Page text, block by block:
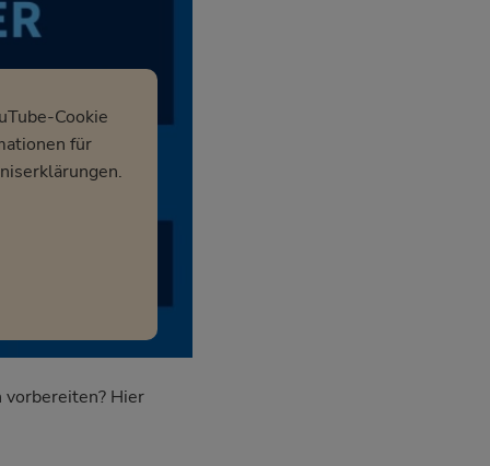
Cookie
für
vorbereiten? Hier